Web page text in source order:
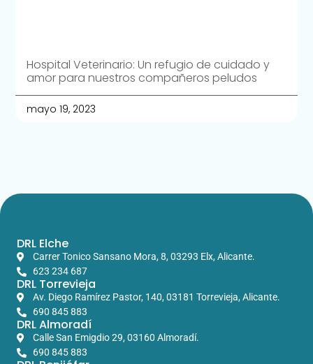
Hospital Veterinario: Un refugio de cuidado y
amor para nuestros compañeros peludos
mayo 19, 2023
DRL Elche
Carrer Tonico Sansano Mora, 8, 03293 Elx, Alicante.​
623 234 687
DRL Torrevieja
Av. Diego Ramírez Pastor, 140, 03181 Torrevieja, Alicante.
690 845 883
DRL Almoradí
Calle San Emigdio 29, 03160 Almoradí.
690 845 883